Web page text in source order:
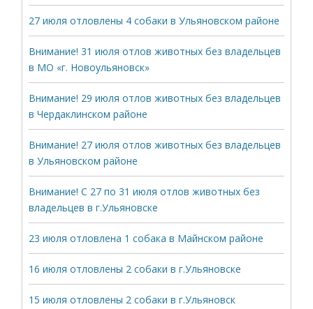
27 июля отловлены 4 собаки в Ульяновском районе
Внимание! 31 июля отлов животных без владельцев
в МО «г. Новоульяновск»
Внимание! 29 июля отлов животных без владельцев
в Чердаклинском районе
Внимание! 27 июля отлов животных без владельцев
в Ульяновском районе
Внимание! С 27 по 31 июля отлов животных без
владельцев в г.Ульяновске
23 июля отловлена 1 собака в Майнском районе
16 июля отловлены 2 собаки в г.Ульяновске
15 июля отловлены 2 собаки в г.Ульяновск